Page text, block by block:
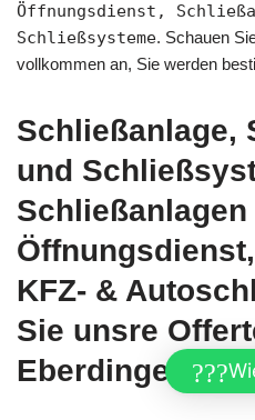
Öffnungsdienst,
Schließsysteme. Schauen
vollkommen an, Sie werden
Schließanlage,
und
Schließanlagen
KFZ- &
Sie unsre
Eberdingen.